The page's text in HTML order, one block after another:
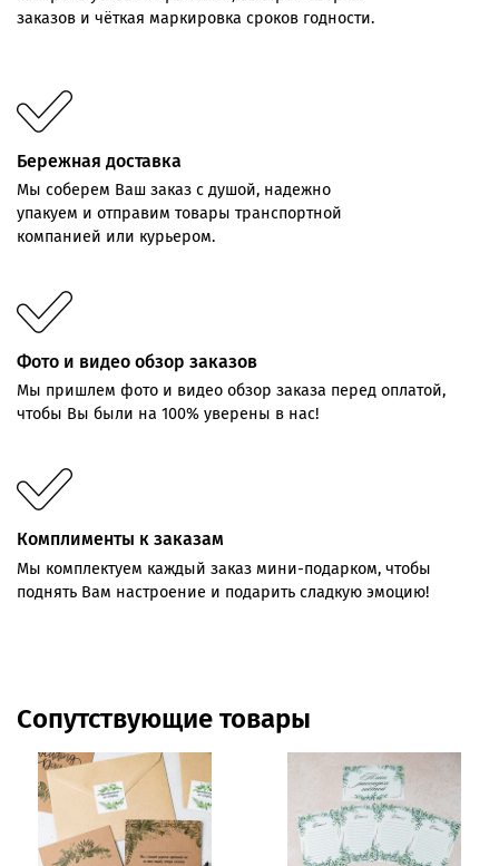
заказов и чёткая маркировка сроков годности.
Бережная доставка
Мы соберем Ваш заказ с душой, надежно
упакуем и отправим товары транспортной
компанией или курьером.
Фото и видео обзор заказов
Мы пришлем фото и видео обзор заказа перед оплатой,
чтобы Вы были на 100% уверены в нас!
Комплименты к заказам
Мы комплектуем каждый заказ мини-подарком, чтобы
поднять Вам настроение и подарить сладкую эмоцию!
Сопутствующие товары